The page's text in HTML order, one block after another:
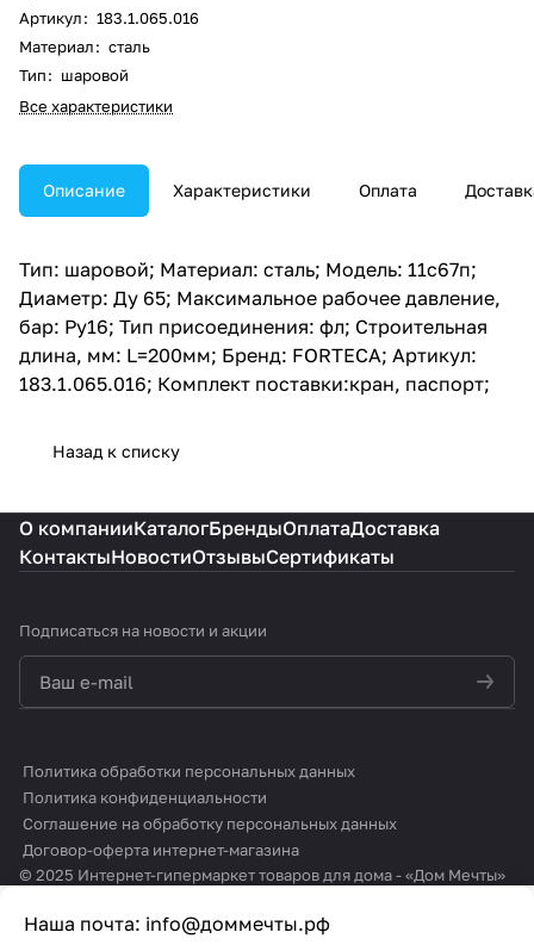
Артикул: 183.1.065.016
Материал: сталь
Тип: шаровой
Все характеристики
Описание Характеристики Оплата
Тип: шаровой; Материал: сталь; Модель: 11с67п;
Диаметр: Ду 65; Максимальное рабочее давление,
бар: Ру16; Тип присоединения: фл; Строительная
длина, мм: L=200мм; Бренд: FORTECA; Артикул:
183.1.065.016; Комплект поставки:кран, паспорт;
Назад к списку
Наша почта: info@доммечты.рф
О компанииКаталогБрендыОплатаДоставка
КонтактыНовостиОтзывыСертификаты
Подписаться на новости и акции
Политика обработки персональных данных
Политика конфиденциальности
Соглашение на обработку персональных данных
Договор-оферта интернет-магазина
© 2025 Интернет-гипермаркет товаров для дома - «Дом Мечты»